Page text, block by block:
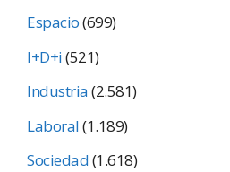
Espacio(699)
I+D+i(521)
Industria(2.581)
Laboral(1.189)
Sociedad(1.618)